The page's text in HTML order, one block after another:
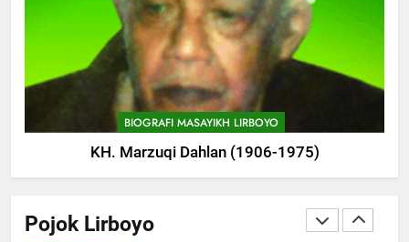
BIOGRAFI MASAYIKH LIRBOYO
KH. Marzuqi Dahlan (1906-1975)
Pojok Lirboyo
Haul Ke-11 Almarhum
Almaghfurlah KH. M. Abdul Aziz
Manshur
POJOK LIRBOYO
Haul ke-15 KH. Imam Yahya
Mahrus Digelar di PP Al